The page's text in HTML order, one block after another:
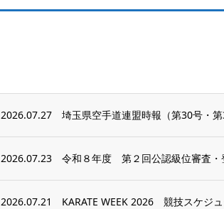
2026.07.27 埼玉県空手道連盟時報（第30号・
2026.07.23 令和８年度 第２回公認級位審査・
2026.07.21 KARATE WEEK 2026 競技スケジ